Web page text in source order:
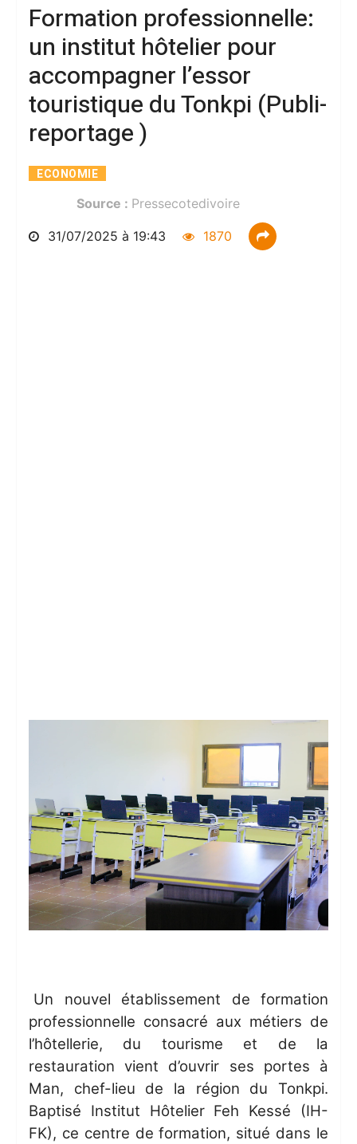
Sénégal: Bassirou Diomaye Faye lance son parti
Le procureur de la CPI, Karim Khan, démis de ses
CAN 2027 : La CAF annonce que la compétition
Deuil : Émile Constant Bombet, ancien ministre de
La CEDEAO confirme le lancement de l’ECO en
Classement FIFA: La Côte d'Ivoire occupe le 6ème
Formation professionnelle:
un institut hôtelier pour
accompagner l’essor
touristique du Tonkpi (Publi-
reportage )
ECONOMIE
Source : Pressecotedivoire
31/07/2025 à 19:43 1870
Un nouvel établissement de formation
professionnelle consacré aux métiers de
l’hôtellerie, du tourisme et de la
restauration vient d’ouvrir ses portes à
Man, chef-lieu de la région du Tonkpi.
Baptisé Institut Hôtelier Feh Kessé (IH-
FK), ce centre de formation, situé dans le